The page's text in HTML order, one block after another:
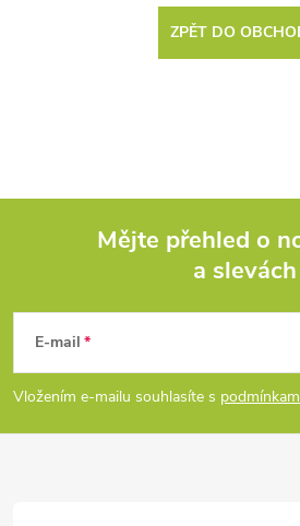
ZPĚT DO
p
Mějte přehled o
a slevách
E-mail
Vložením e-mailu souhlasíte s